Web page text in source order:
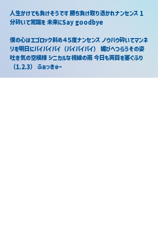
人生かけても負けそうです 勝ち負け取り憑かれナンセンス 1
分砕いて常識を 未来にSay goodbye
僕の心はエゴロック斜め４５度ナンセンス ノウハウ砕いてマンネ
リを明日にバイバイバイ（バイバイバイ） 媚びへつらうその姿
吐き気の空模様 シニカルな視線の雨 今日も両目を塞ぐふり
（1.2.3） ふぁっきゅー